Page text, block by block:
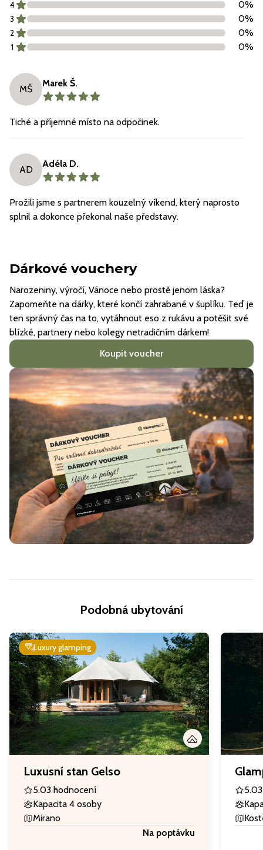
4 0%
3 0%
2 0%
1 0%
MŠ
Marek Š.
Tiché a příjemné místo na odpočinek.
AD
Adéla D.
Prožili jsme s partnerem kouzelný víkend, který naprosto
splnil a dokonce překonal naše představy.
Dárkové vouchery
Narozeniny, výročí, Vánoce nebo prostě jenom láska?
Zapomeňte na dárky, které končí zahrabané v šuplíku. Teď je
ten správný čas na to, vytáhnout eso z rukávu a potěšit své
blízké, partnery nebo kolegy netradičním dárkem!
Koupit voucher
Podobná ubytování
Luxury glamping
Luxusní stan Gelso
5.03 hodnocení
Kapacita 4 osoby
Mirano
Na poptávku
5.0